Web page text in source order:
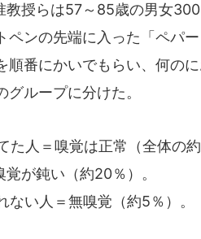
授らは57～85歳の男女
ペンの先端に入った「ペパ
順番にかいでもらい、何の
ループに分けた。
た人＝嗅覚は正常（全体の約
が鈍い（約20％）。
ない人＝無嗅覚（約5％）。